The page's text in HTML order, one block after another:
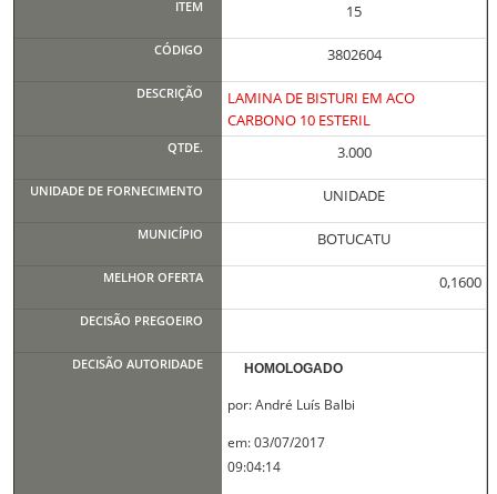
15
3802604
LAMINA DE BISTURI EM ACO
CARBONO 10 ESTERIL
3.000
UNIDADE
BOTUCATU
0,1600
HOMOLOGADO
por: André Luís Balbi
em: 03/07/2017
09:04:14